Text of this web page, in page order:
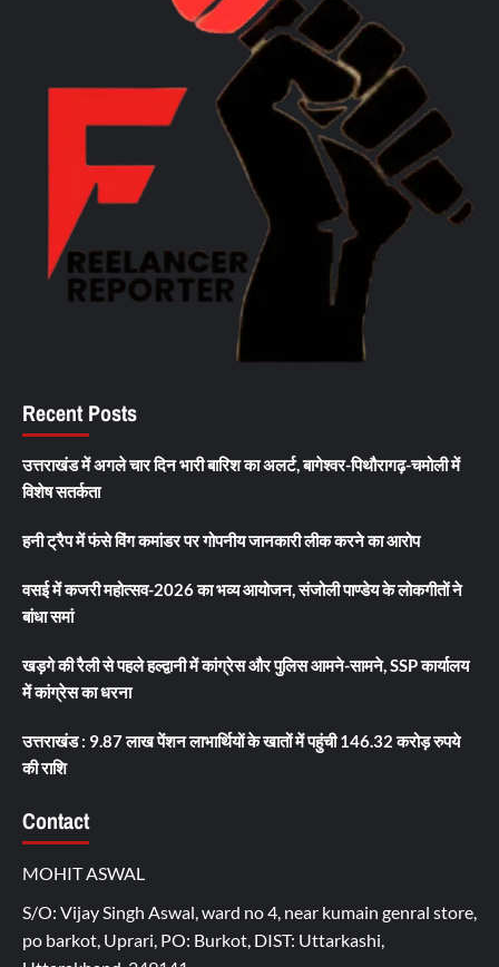
Recent Posts
उत्तराखंड में अगले चार दिन भारी बारिश का अलर्ट, बागेश्वर-पिथौरागढ़-चमोली में
विशेष सतर्कता
हनी ट्रैप में फंसे विंग कमांडर पर गोपनीय जानकारी लीक करने का आरोप
वसई में कजरी महोत्सव-2026 का भव्य आयोजन, संजोली पाण्डेय के लोकगीतों ने
बांधा समां
खड़गे की रैली से पहले हल्द्वानी में कांग्रेस और पुलिस आमने-सामने, SSP कार्यालय
में कांग्रेस का धरना
उत्तराखंड : 9.87 लाख पेंशन लाभार्थियों के खातों में पहुंची 146.32 करोड़ रुपये
की राशि
Contact
MOHIT ASWAL
S/O: Vijay Singh Aswal, ward no 4, near kumain genral store,
po barkot, Uprari, PO: Burkot, DIST: Uttarkashi,